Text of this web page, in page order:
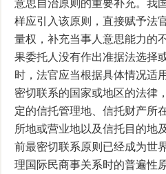
意思自治原则的重要补充。我
样应引入该原则，直接赋予法
量权，补充当事人意思能力的
果委托人没有作出准据法选择
时，法官应当根据具体情况适
密切联系的国家或地区的法律
定的信托管理地、信托财产所
所地或营业地以及信托目的地
前最密切联系原则已经成为世
理国际民商事关系时的普遍性